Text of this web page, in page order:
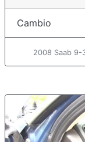
Cambio
2008 Saab 9-